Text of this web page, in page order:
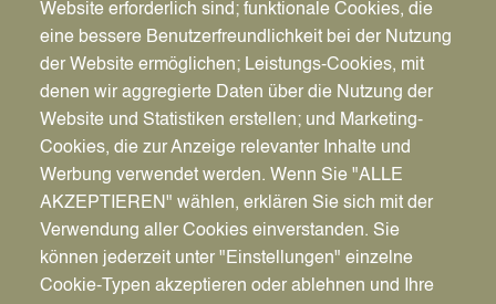
Pfadnavigation
Freizeit | Kultur | Tourismus Kultur KATiELLi-Theater
Website erforderlich sind; funktionale Cookies, die
eine bessere Benutzerfreundlichkeit bei der Nutzung
der Website ermöglichen; Leistungs-Cookies, mit
denen wir aggregierte Daten über die Nutzung der
Website und Statistiken erstellen; und Marketing-
Cookies, die zur Anzeige relevanter Inhalte und
Werbung verwendet werden. Wenn Sie "ALLE
AKZEPTIEREN" wählen, erklären Sie sich mit der
Verwendung aller Cookies einverstanden. Sie
können jederzeit unter "Einstellungen" einzelne
Cookie-Typen akzeptieren oder ablehnen und Ihre